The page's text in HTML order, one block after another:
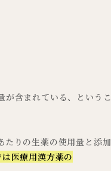
が含まれている、というこ
たりの生薬の使用量と添加
医療用漢方薬の